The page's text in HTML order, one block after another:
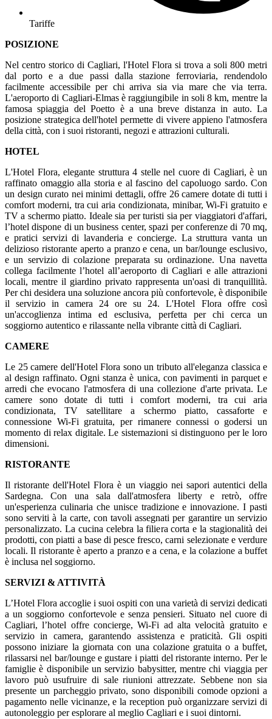
Tariffe
POSIZIONE
Nel centro storico di Cagliari, l'Hotel Flora si trova a soli 800 metri
dal porto e a due passi dalla stazione ferroviaria, rendendolo
facilmente accessibile per chi arriva sia via mare che via terra.
L'aeroporto di Cagliari-Elmas è raggiungibile in soli 8 km, mentre la
famosa spiaggia del Poetto è a una breve distanza in auto. La
posizione strategica dell'hotel permette di vivere appieno l'atmosfera
della città, con i suoi ristoranti, negozi e attrazioni culturali.
HOTEL
L'Hotel Flora, elegante struttura 4 stelle nel cuore di Cagliari, è un
raffinato omaggio alla storia e al fascino del capoluogo sardo. Con
un design curato nei minimi dettagli, offre 26 camere dotate di tutti i
comfort moderni, tra cui aria condizionata, minibar, Wi-Fi gratuito e
TV a schermo piatto. Ideale sia per turisti sia per viaggiatori d'affari,
l’hotel dispone di un business center, spazi per conferenze di 70 mq,
e pratici servizi di lavanderia e concierge. La struttura vanta un
delizioso ristorante aperto a pranzo e cena, un bar/lounge esclusivo,
e un servizio di colazione preparata su ordinazione. Una navetta
collega facilmente l’hotel all’aeroporto di Cagliari e alle attrazioni
locali, mentre il giardino privato rappresenta un'oasi di tranquillità.
Per chi desidera una soluzione ancora più confortevole, è disponibile
il servizio in camera 24 ore su 24. L'Hotel Flora offre così
un'accoglienza intima ed esclusiva, perfetta per chi cerca un
soggiorno autentico e rilassante nella vibrante città di Cagliari.
CAMERE
Le 25 camere dell'Hotel Flora sono un tributo all'eleganza classica e
al design raffinato. Ogni stanza è unica, con pavimenti in parquet e
arredi che evocano l'atmosfera di una collezione d'arte privata. Le
camere sono dotate di tutti i comfort moderni, tra cui aria
condizionata, TV satellitare a schermo piatto, cassaforte e
connessione Wi-Fi gratuita, per rimanere connessi o godersi un
momento di relax digitale. Le sistemazioni si distinguono per le loro
dimensioni.
RISTORANTE
Il ristorante dell'Hotel Flora è un viaggio nei sapori autentici della
Sardegna. Con una sala dall'atmosfera liberty e retrò, offre
un'esperienza culinaria che unisce tradizione e innovazione. I pasti
sono serviti à la carte, con tavoli assegnati per garantire un servizio
personalizzato. La cucina celebra la filiera corta e la stagionalità dei
prodotti, con piatti a base di pesce fresco, carni selezionate e verdure
locali. Il ristorante è aperto a pranzo e a cena, e la colazione a buffet
è inclusa nel soggiorno.
SERVIZI & ATTIVITÀ
L’Hotel Flora accoglie i suoi ospiti con una varietà di servizi dedicati
a un soggiorno confortevole e senza pensieri. Situato nel cuore di
Cagliari, l’hotel offre concierge, Wi-Fi ad alta velocità gratuito e
servizio in camera, garantendo assistenza e praticità. Gli ospiti
possono iniziare la giornata con una colazione gratuita o a buffet,
rilassarsi nel bar/lounge e gustare i piatti del ristorante interno. Per le
famiglie è disponibile un servizio babysitter, mentre chi viaggia per
lavoro può usufruire di sale riunioni attrezzate. Sebbene non sia
presente un parcheggio privato, sono disponibili comode opzioni a
pagamento nelle vicinanze, e la reception può organizzare servizi di
autonoleggio per esplorare al meglio Cagliari e i suoi dintorni.